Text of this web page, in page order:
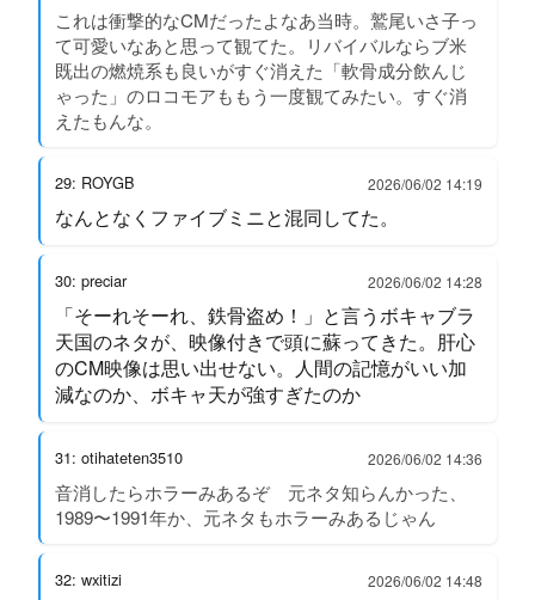
これは衝撃的なCMだったよなあ当時。鷲尾いさ子っ
て可愛いなあと思って観てた。リバイバルならブ米
既出の燃焼系も良いがすぐ消えた「軟骨成分飲んじ
ゃった」のロコモアももう一度観てみたい。すぐ消
えたもんな。
29: ROYGB 2026/06/02 14:19
なんとなくファイブミニと混同してた。
30: preciar 2026/06/02 14:28
「そーれそーれ、鉄骨盗め！」と言うボキャブラ
天国のネタが、映像付きで頭に蘇ってきた。肝心
のCM映像は思い出せない。人間の記憶がいい加
減なのか、ボキャ天が強すぎたのか
31: otihateten3510 2026/06/02 14:36
音消したらホラーみあるぞ 元ネタ知らんかった、
1989〜1991年か、元ネタもホラーみあるじゃん
32: wxitizi 2026/06/02 14:48